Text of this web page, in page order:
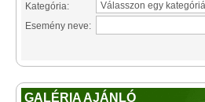
Kategória:
Esemény neve:
GALÉRIA AJÁNLÓ